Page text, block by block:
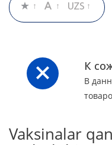
К
В
Vaksinalar